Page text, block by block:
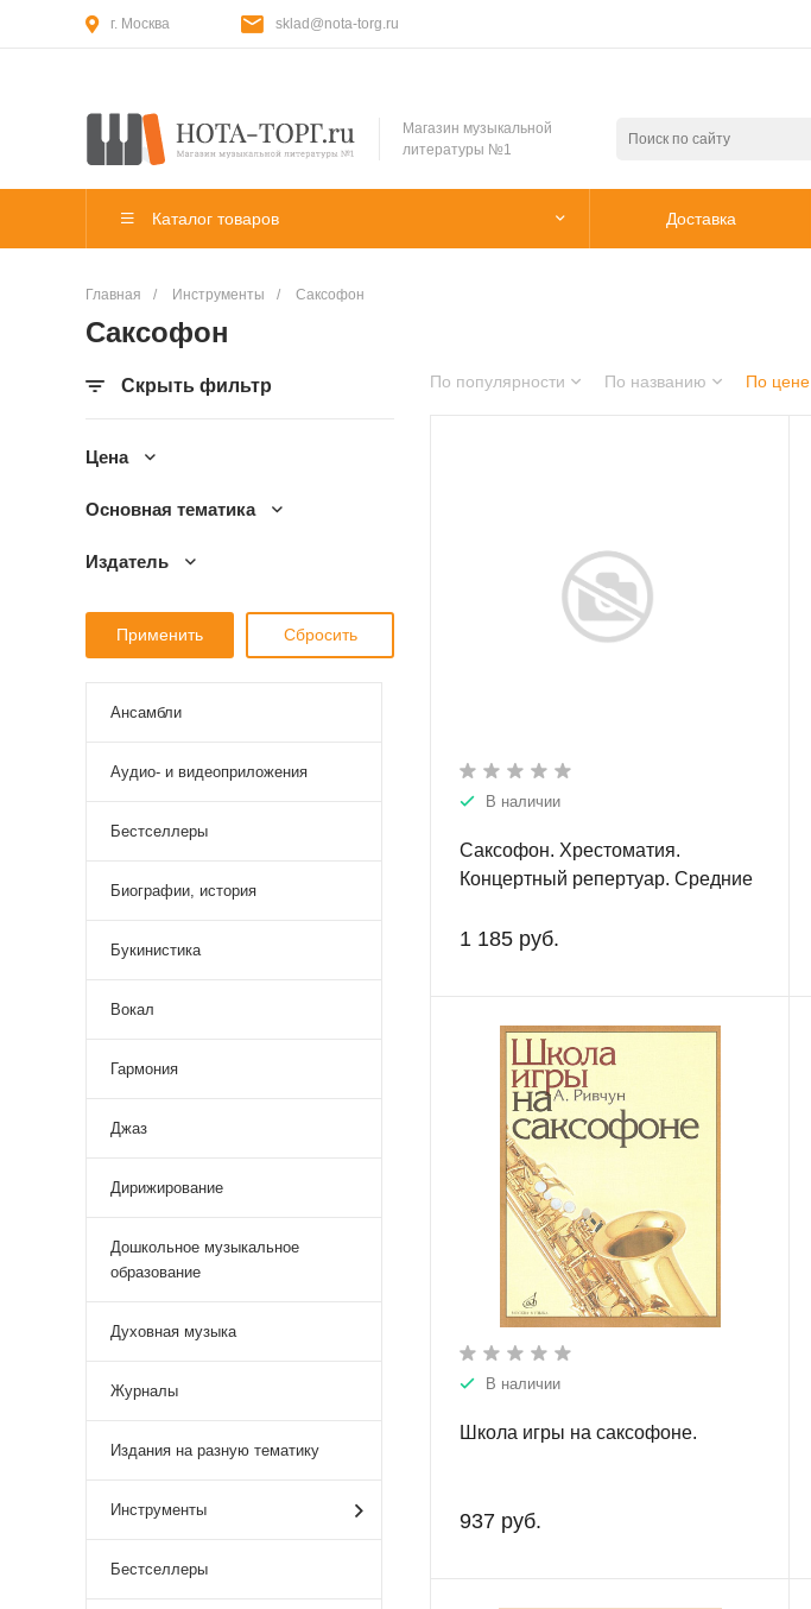
г. Москва sklad@nota-torg.ru
Магазин музыкальной
литературы №1
Каталог товаров Доставка
Главная / Инструменты / Саксофон
Саксофон
Скрыть фильтр
Цена
Основная тематика
Издатель
Ансамбли
Аудио- и видеоприложения
Бестселлеры
Биографии, история
Букинистика
Вокал
Гармония
Джаз
Дирижирование
Дошкольное музыкальное
образование
Духовная музыка
Журналы
Издания на разную тематику
Инструменты
Бестселлеры
По популярности По названию По цене
В наличии
Саксофон. Хрестоматия.
Концертный репертуар. Средние
музыкальной школы и детской
1 185 руб.
В наличии
Школа игры на саксофоне.
937 руб.